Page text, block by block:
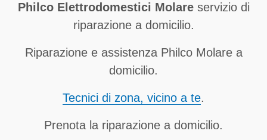
Philco Elettrodomestici Molareservizio di
riparazione a domicilio.
Riparazione e assistenza Philco Molare a
domicilio.
Tecnici di zona, vicino a te.
Prenota la riparazione a domicilio.